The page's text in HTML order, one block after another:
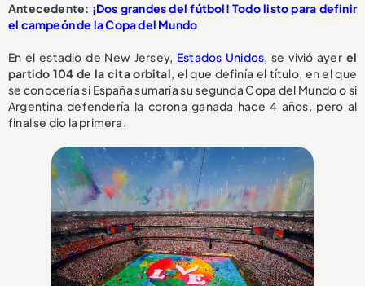
Antecedente: ¡Dos grandes del fútbol! Todo listo para definir
el campeón de la Copa del Mundo
En el estadio de New Jersey, Estados Unidos, se vivió ayerel
partido 104 de la cita orbital, el que definía el título, en el que
se conocería si España sumaría su segunda Copa del Mundo o si
Argentina defendería la corona ganada hace 4 años, pero al
final se dio la primera.